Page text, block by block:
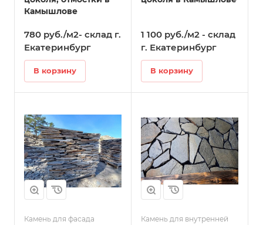
Камышлове
780 руб./м2- склад г.
Екатеринбург
В корзину
1 100 руб./м2 - склад
г. Екатеринбург
В корзину
Камень для фасада
Камень для внутренней